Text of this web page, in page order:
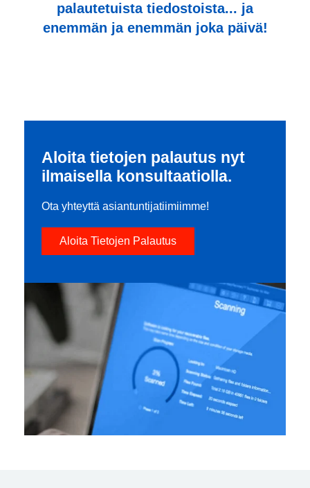
palautetuista tiedostoista... ja
enemmän ja enemmän joka päivä!
Aloita tietojen palautus nyt
ilmaisella konsultaatiolla.
Ota yhteyttä asiantuntijatiimiimme!
Aloita Tietojen Palautus